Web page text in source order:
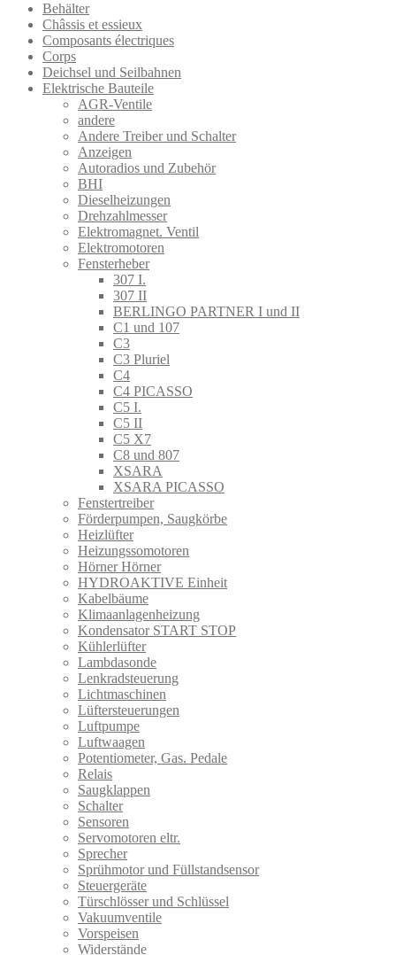
Behälter
Châssis et essieux
Composants électriques
Corps
Deichsel und Seilbahnen
Elektrische Bauteile
AGR-Ventile
andere
Andere Treiber und Schalter
Anzeigen
Autoradios und Zubehör
BHI
Dieselheizungen
Drehzahlmesser
Elektromagnet. Ventil
Elektromotoren
Fensterheber
307 I.
307 II
BERLINGO PARTNER I und II
C1 und 107
C3
C3 Pluriel
C4
C4 PICASSO
C5 I.
C5 II
C5 X7
C8 und 807
XSARA
XSARA PICASSO
Fenstertreiber
Förderpumpen, Saugkörbe
Heizlüfter
Heizungssomotoren
Hörner Hörner
HYDROAKTIVE Einheit
Kabelbäume
Klimaanlagenheizung
Kondensator START STOP
Kühlerlüfter
Lambdasonde
Lenkradsteuerung
Lichtmaschinen
Lüftersteuerungen
Luftpumpe
Luftwaagen
Potentiometer, Gas. Pedale
Relais
Saugklappen
Schalter
Sensoren
Servomotoren eltr.
Sprecher
Sprühmotor und Füllstandsensor
Steuergeräte
Türschlösser und Schlüssel
Vakuumventile
Vorspeisen
Widerstände